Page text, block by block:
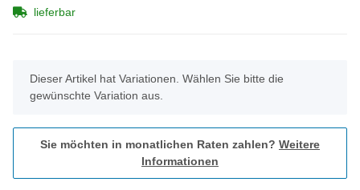
lieferbar
x
Dieser Artikel hat Variationen. Wählen Sie bitte die
gewünschte Variation aus.
Sie möchten in monatlichen Raten zahlen? Weitere
Informationen